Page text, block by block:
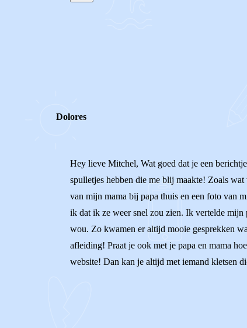
Dolores
Hey lieve Mitchel, Wat goed dat je een
spulletjes hebben die me blij maakte! Zoals
van mijn mama bij papa thuis en een foto van
ik dat ik ze weer snel zou zien. Ik vertelde
wou. Zo kwamen er altijd mooie gesprekken
afleiding! Praat je ook met je papa en mama
website! Dan kan je altijd met iemand kletsen